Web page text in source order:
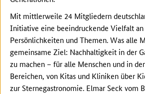
Mit mittlerweile 24 Mitgliedern
Initiative eine beeindruckende Vielfalt an
Persönlichkeiten und Themen. Was alle
gemeinsame Ziel: Nachhaltigkeit in der
zu machen – für alle Menschen und in
Bereichen, von Kitas und Kliniken über
zur Sternegastronomie. Elmar Seck vom